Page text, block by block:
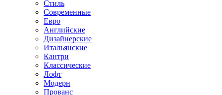
Стиль
Современные
Евро
Английские
Дизайнерские
Итальянские
Кантри
Классические
Лофт
Модерн
Прованс